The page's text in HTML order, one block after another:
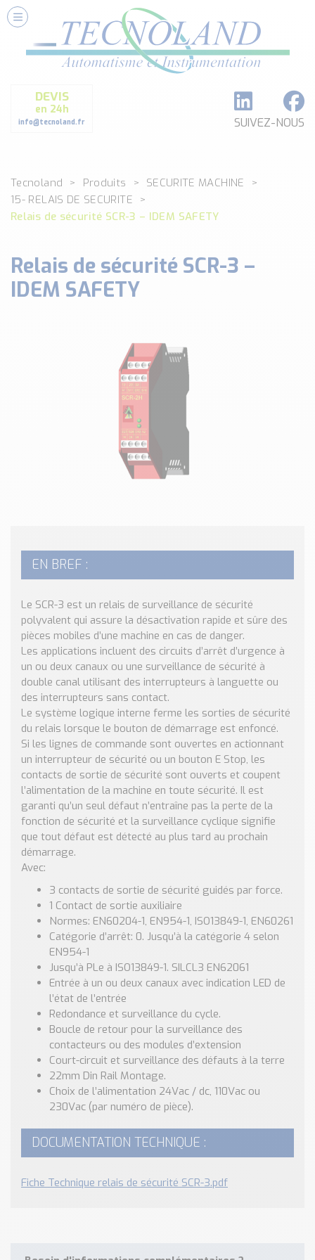
DEVIS
en 24h
info@tecnoland.fr SUIVEZ-NOUS
Nos Services
Conseils et Fourniture
Formation et Assistance
Architecture I-O Link multi fabricants
Classé par catégorie
DEBIT
DETECTION
SECURITE MACHINE
ENREGISTREUR + ACQUISITION DE DONNEES
Voir toutes les catégories …
ENDRESS+HAUSER
Voir toutes les marques …
Nos outils et simulateurs
Formulaire Débitmètre
Calculateur maintien en température
Blog
Nos Réalisations
Conseils et Actualités
Catalogue des essentiels pour les brasseries et micro-
brasseries
Contact & Devis
Devis, Tarifs, Renseignements techniques
Tecnoland Produits
SECURITE MACHINE
15- RELAIS DE SECURITE
Relais de sécurité SCR-3 – IDEM SAFETY
Relais de sécurité SCR-3 –
IDEM SAFETY
EN BREF :
Le SCR-3 est un relais de surveillance de sécurité
polyvalent qui assure la désactivation rapide et sûre des
pièces mobiles d’une machine en cas de danger.
Les applications incluent des circuits d’arrêt d’urgence à
un ou deux canaux ou une surveillance de sécurité à
double canal utilisant des interrupteurs à languette ou
des interrupteurs sans contact.
Le système logique interne ferme les sorties de sécurité
du relais lorsque le bouton de démarrage est enfoncé.
Si les lignes de commande sont ouvertes en actionnant
un interrupteur de sécurité ou un bouton E Stop, les
contacts de sortie de sécurité sont ouverts et coupent
l’alimentation de la machine en toute sécurité. Il est
garanti qu’un seul défaut n’entraîne pas la perte de la
fonction de sécurité et la surveillance cyclique signifie
que tout défaut est détecté au plus tard au prochain
démarrage.
Avec:
3 contacts de sortie de sécurité guidés par force.
1 Contact de sortie auxiliaire
Normes: EN60204-1, EN954-1, ISO13849-1, EN60261
Catégorie d’arrêt: 0. Jusqu’à la catégorie 4 selon
EN954-1
Jusqu’à PLe à ISO13849-1. SILCL3 EN62061
Entrée à un ou deux canaux avec indication LED de
l’état de l’entrée
Redondance et surveillance du cycle.
Boucle de retour pour la surveillance des
contacteurs ou des modules d’extension
Court-circuit et surveillance des défauts à la terre
22mm Din Rail Montage.
Choix de l’alimentation 24Vac / dc, 110Vac ou
230Vac (par numéro de pièce).
DOCUMENTATION TECHNIQUE :
Fiche Technique relais de sécurité SCR-3.pdf